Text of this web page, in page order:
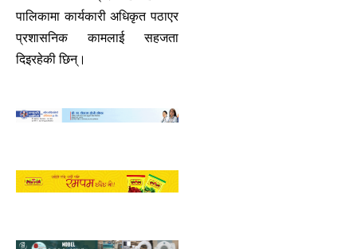
पालिकामा कार्यकारी अधिकृत पठाएर
प्रशासनिक कामलाई सहजता
दिइरहेकी छिन्।